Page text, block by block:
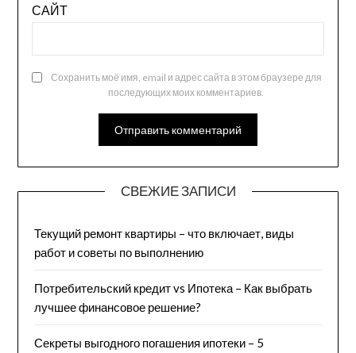
САЙТ
Сохранить моё имя, email и адрес сайта в этом браузере для
последующих моих комментариев.
СВЕЖИЕ ЗАПИСИ
Текущий ремонт квартиры – что включает, виды
работ и советы по выполнению
Потребительский кредит vs Ипотека – Как выбрать
лучшее финансовое решение?
Секреты выгодного погашения ипотеки – 5